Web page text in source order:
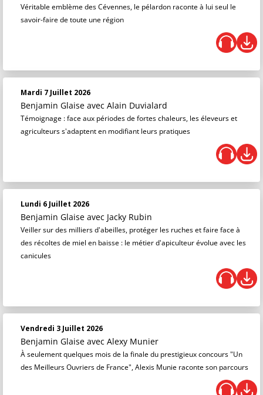
Véritable emblème des Cévennes, le pélardon raconte à lui seul le
savoir-faire de toute une région
Mardi 7 Juillet 2026
Benjamin Glaise avec Alain Duvialard
Témoignage : face aux périodes de fortes chaleurs, les éleveurs et
agriculteurs s'adaptent en modifiant leurs pratiques
Lundi 6 Juillet 2026
Benjamin Glaise avec Jacky Rubin
Veiller sur des milliers d'abeilles, protéger les ruches et faire face à
des récoltes de miel en baisse : le métier d'apiculteur évolue avec les
canicules
Vendredi 3 Juillet 2026
Benjamin Glaise avec Alexy Munier
À seulement quelques mois de la finale du prestigieux concours "Un
des Meilleurs Ouvriers de France", Alexis Munie raconte son parcours